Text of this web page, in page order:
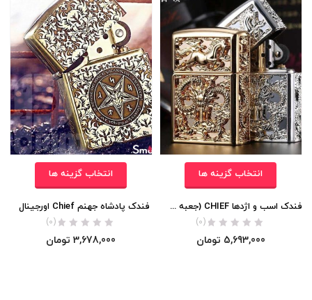
انتخاب گزینه ها
فندک اسب و اژدها CHIEF (جعبه چوبی)
(0)
5,693,000 تومان
انتخاب گزینه ها
فندک پادشاه جهنم Chief اورجینال
(0)
3,678,000 تومان